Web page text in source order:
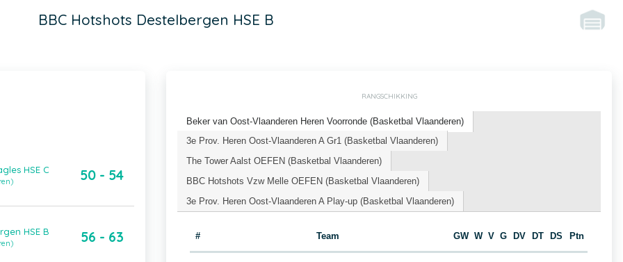
BBC Hotshots Destelbergen HSE B
HSE C 50 - 54
HSE B 56 - 63
RANGSCHIKKING
Beker van Oost-Vlaanderen Heren Voorronde (Basketbal Vlaanderen)
3e Prov. Heren Oost-Vlaanderen A Gr1 (Basketbal Vlaanderen)
The Tower Aalst OEFEN (Basketbal Vlaanderen)
BBC Hotshots Vzw Melle OEFEN (Basketbal Vlaanderen)
3e Prov. Heren Oost-Vlaanderen A Play-up (Basketbal Vlaanderen)
# Team GW W V G DV DT DS Ptn